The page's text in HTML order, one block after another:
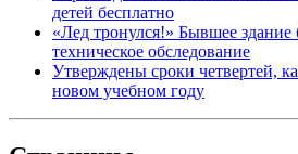
детей бесплатно
«Лед тронулся!» Бывшее здание
техническое обследование
Утверждены сроки четвертей,
новом учебном году